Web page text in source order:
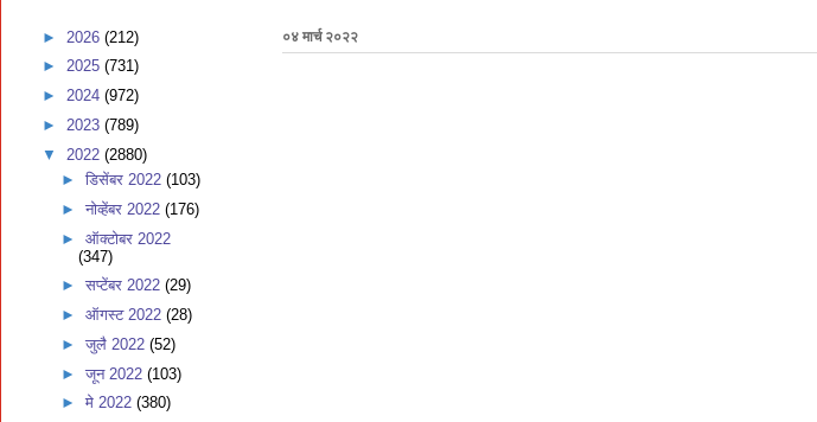
०४ मार्च २०२२
► 2026 (212)
► 2025 (731)
► 2024 (972)
► 2023 (789)
▼ 2022 (2880)
► डिसेंबर 2022 (103)
► नोव्हेंबर 2022 (176)
► ऑक्टोबर 2022
(347)
► सप्टेंबर 2022 (29)
► ऑगस्ट 2022 (28)
► जुलै 2022 (52)
► जून 2022 (103)
► मे 2022 (380)